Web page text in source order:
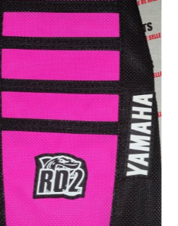
Housse de selle RD2 YAMAHA YZ 85
2022 - 2023 - 2024 -2025 - 2026 -